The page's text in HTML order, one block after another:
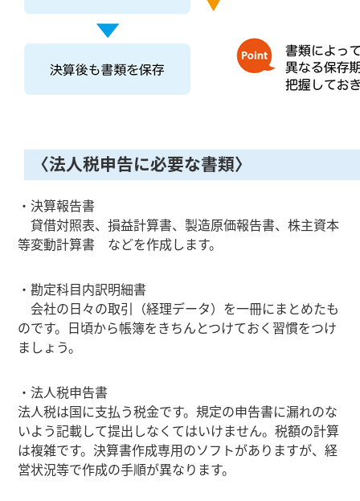
〈法人税申告に必要な書類〉
・決算報告書
貸借対照表、損益計算書、製造原価報告書、株主資本
等変動計算書 などを作成します。
・勘定科目内訳明細書
会社の日々の取引（経理データ）を一冊にまとめたも
のです。日頃から帳簿をきちんとつけておく習慣をつけ
ましょう。
・法人税申告書
法人税は国に支払う税金です。規定の申告書に漏れのな
いよう記載して提出しなくてはいけません。税額の計算
は複雑です。決算書作成専用のソフトがありますが、経
営状況等で作成の手順が異なります。